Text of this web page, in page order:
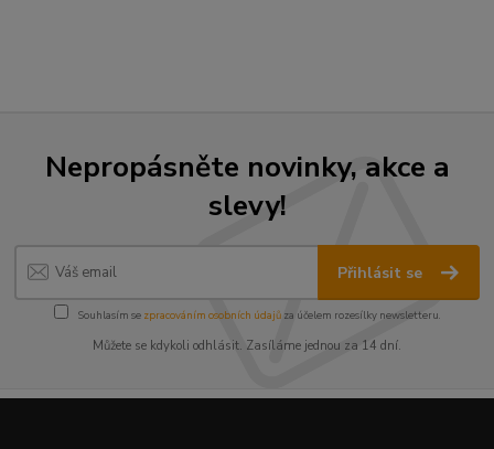
Nepropásněte novinky, akce a
slevy!
Přihlásit se
Souhlasím se zpracováním osobních údajůza účelem rozesílky newsletteru.
Můžete se kdykoli odhlásit. Zasíláme jednou za 14 dní.